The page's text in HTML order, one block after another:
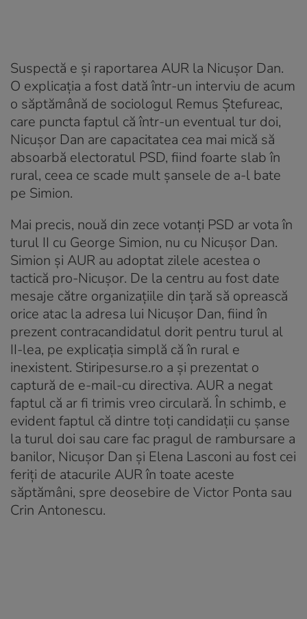
Suspectă e și raportarea AUR la Nicușor Dan.
O explicația a fost dată într-un interviu de acum
o săptămână de sociologul Remus Ștefureac,
care puncta faptul că într-un eventual tur doi,
Nicușor Dan are capacitatea cea mai mică să
absoarbă electoratul PSD, fiind foarte slab în
rural, ceea ce scade mult șansele de a-l bate
pe Simion.
Mai precis, nouă din zece votanți PSD ar vota în
turul II cu George Simion, nu cu Nicușor Dan.
Simion și AUR au adoptat zilele acestea o
tactică pro-Nicușor. De la centru au fost date
mesaje către organizațiile din țară să oprească
orice atac la adresa lui Nicușor Dan, fiind în
prezent contracandidatul dorit pentru turul al
II-lea, pe explicația simplă că în rural e
inexistent. Stiripesurse.ro a și prezentat o
captură de e-mail-cu directiva. AUR a negat
faptul că ar fi trimis vreo circulară. În schimb, e
evident faptul că dintre toți candidații cu șanse
la turul doi sau care fac pragul de rambursare a
banilor, Nicușor Dan și Elena Lasconi au fost cei
feriți de atacurile AUR în toate aceste
săptămâni, spre deosebire de Victor Ponta sau
Crin Antonescu.